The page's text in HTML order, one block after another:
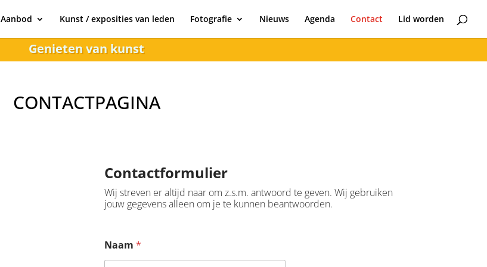
Aanbod Kunst / exposities van leden Fotografie Nieuws Agenda Contact Lid worden
Genieten van kunst
CONTACTPAGINA
Contactformulier
Wij streven er altijd naar om z.s.m. antwoord te geven. Wij gebruiken
jouw gegevens alleen om je te kunnen beantwoorden.
Naam *